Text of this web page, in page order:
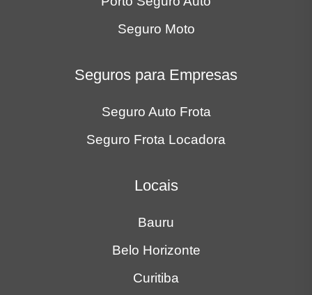
Seguro Moto
Seguros para Empresas
Seguro Auto Frota
Seguro Frota Locadora
Locais
Bauru
Belo Horizonte
Curitiba